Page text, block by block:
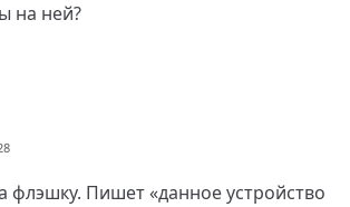
на ней?
флэшку. Пишет «данное устройство